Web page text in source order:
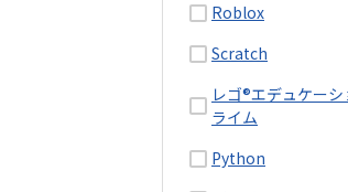
Roblox
Scratch
レゴ®エデュケー
ライム
Python